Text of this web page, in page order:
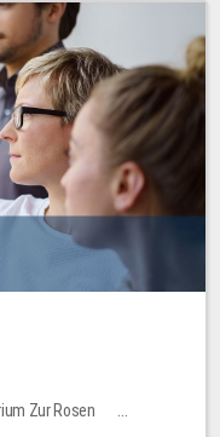
Zur Rosen